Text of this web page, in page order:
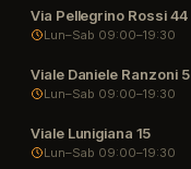
Via Pellegrino Rossi 44
Lun–Sab 09:00–19:30
Viale Daniele Ranzoni 5
Lun–Sab 09:00–19:30
Viale Lunigiana 15
Lun–Sab 09:00–19:30